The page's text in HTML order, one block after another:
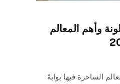
وأهم المعالم
الساحرة فيها بوابةً